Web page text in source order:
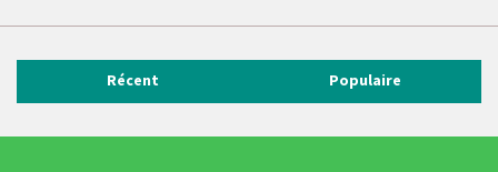
Récent Populaire